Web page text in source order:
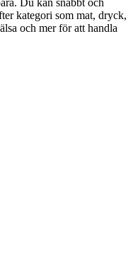
kategori som mat, dryck,
och mer för att handla